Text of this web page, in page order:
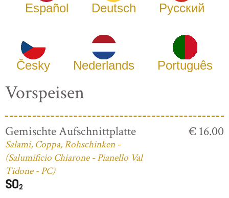
Español Deutsch Русский
Česky Nederlands Português
Vorspeisen
Gemischte Aufschnittplatte
Salami, Coppa, Rohschinken -
(Salumificio Chiarone - Pianello Val
Tidone - PC)
€ 16.00